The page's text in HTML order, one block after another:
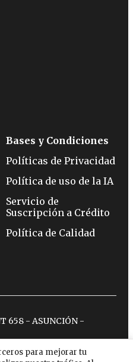
para mejorar tu
Bases y Condiciones
Políticas de Privacidad
Política de uso de la IA
Servicio de
Suscripción a Crédito
Política de Calidad
658 - ASUNCIÓN -